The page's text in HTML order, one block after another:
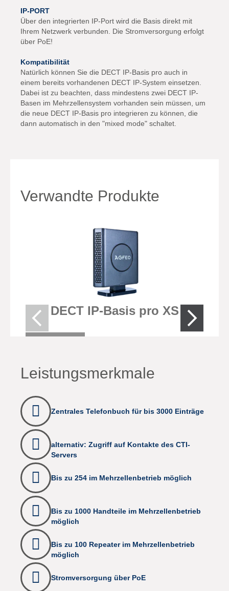
IP-PORT
Über den integrierten IP-Port wird die Basis direkt mit
Ihrem Netzwerk verbunden. Die Stromversorgung erfolgt
über PoE!
Kompatibilität
Natürlich können Sie die DECT IP-Basis pro auch in
einem bereits vorhandenen DECT IP-System einsetzen.
Dabei ist zu beachten, dass mindestens zwei DECT IP-
Basen im Mehrzellensystem vorhanden sein müssen, um
die neue DECT IP-Basis pro integrieren zu können, die
dann automatisch in den "mixed mode" schaltet.
Verwandte Produkte
DECT IP-Basis pro XS
Leistungsmerkmale
Zentrales Telefonbuch für bis 3000 Einträge
alternativ: Zugriff auf Kontakte des CTI-
Servers
Bis zu 254 im Mehrzellenbetrieb möglich
Bis zu 1000 Handteile im Mehrzellenbetrieb
möglich
Bis zu 100 Repeater im Mehrzellenbetrieb
möglich
Stromversorgung über PoE